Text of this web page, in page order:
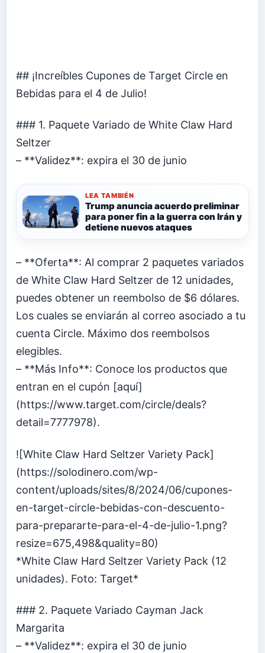
## ¡Increíbles Cupones de Target Circle en
Bebidas para el 4 de Julio!
### 1. Paquete Variado de White Claw Hard
Seltzer
– **Validez**: expira el 30 de junio
LEA TAMBIÉN
Trump anuncia acuerdo preliminar
para poner fin a la guerra con Irán y
detiene nuevos ataques
– **Oferta**: Al comprar 2 paquetes variados
de White Claw Hard Seltzer de 12 unidades,
puedes obtener un reembolso de $6 dólares.
Los cuales se enviarán al correo asociado a tu
cuenta Circle. Máximo dos reembolsos
elegibles.
– **Más Info**: Conoce los productos que
entran en el cupón [aquí]
(https://www.target.com/circle/deals?
detail=7777978).
![White Claw Hard Seltzer Variety Pack]
(https://solodinero.com/wp-
content/uploads/sites/8/2024/06/cupones-
en-target-circle-bebidas-con-descuento-
para-prepararte-para-el-4-de-julio-1.png?
resize=675,498&quality=80)
*White Claw Hard Seltzer Variety Pack (12
unidades). Foto: Target*
### 2. Paquete Variado Cayman Jack
Margarita
– **Validez**: expira el 30 de junio